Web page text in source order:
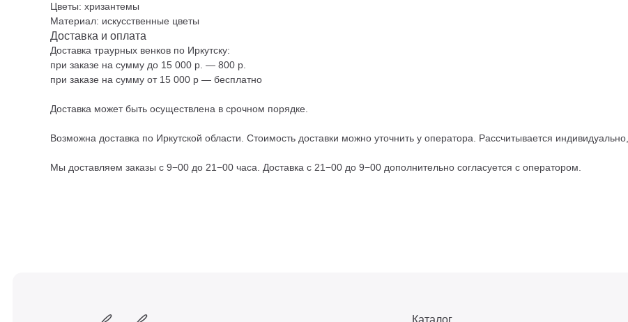
Цветы: хризантемы
Материал: искусственные цветы
Доставка и оплата
Доставка траурных венков по Иркутску:
при заказе на сумму до 15 000 р. — 800 р.
при заказе на сумму от 15 000 р — бесплатно
Доставка может быть осуществлена в срочном порядке.
Возможна доставка по Иркутской области. Стоимость доставки можно уточнить у оператора. Рассчитывается индивидуально,
Мы доставляем заказы с 9−00 до 21−00 часа. Доставка с 21−00 до 9−00 дополнительно согласуется с оператором.
Каталог